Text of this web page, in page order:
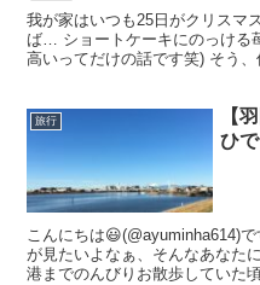
我が家はいつも25日がクリスマ
ば… ショートケーキにのっける
高いってだけの話です笑) そう
旅行
【
ひで
こんにちは😃(@ayuminha614)
が見たいよなぁ、そんなあなた
港までのんびりお散歩していた